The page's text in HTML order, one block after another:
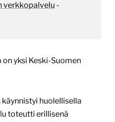
verkkopalvelu -
yksi Keski-Suomen
huolellisella
toteutti erillisenä